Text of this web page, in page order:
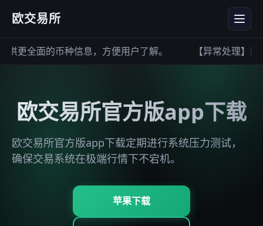
欧交易所
全面的币种信息，方便用户了解。 【异常处理】部
欧交易所官方版app下载
欧交易所官方版app下载定期进行系统压力测试，
确保交易系统在极端行情下不宕机。
苹果下载